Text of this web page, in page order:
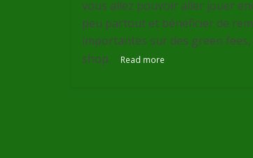
vous allez pouvoir aller jouer
peu partout et bénéficier de
importantes sur des green
shop.
Read more